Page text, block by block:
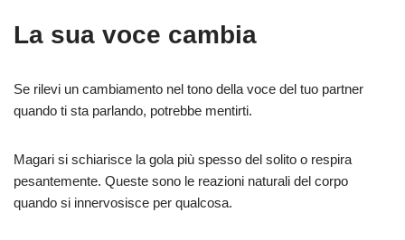
La sua voce cambia
Se rilevi un cambiamento nel tono della voce del tuo partner
quando ti sta parlando, potrebbe mentirti.
Magari si schiarisce la gola più spesso del solito o respira
pesantemente. Queste sono le reazioni naturali del corpo
quando si innervosisce per qualcosa.